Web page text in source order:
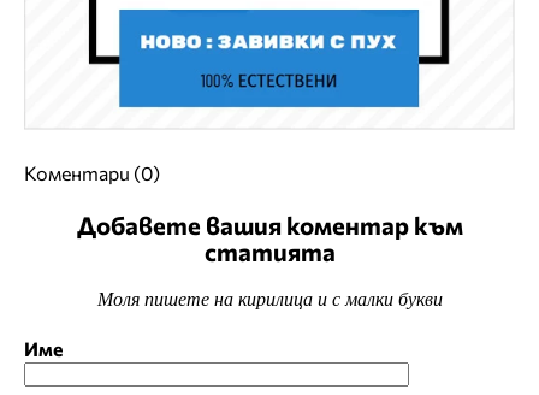
Коментари (0)
Добавете вашия коментар към
статията
Моля пишете на кирилица и с малки букви
Име